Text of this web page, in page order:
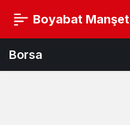
Boyabat Manşet
Borsa